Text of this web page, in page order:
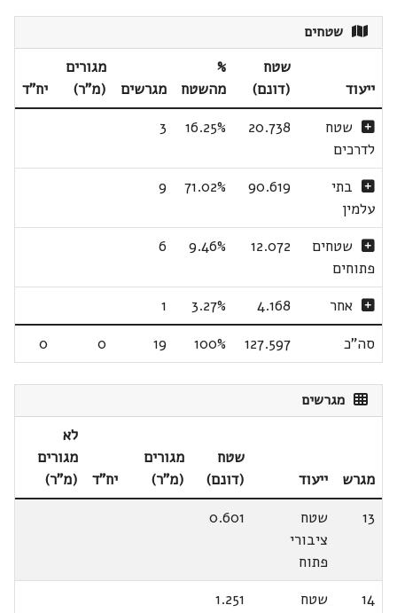
שטחים
ייעוד
שטח
(דונם)
%
מהשטח
מגרשים
מגורים
(מ"ר)
יח"ד
שטח
לדרכים
20.738
16.25%
3
בתי
עלמין
90.619
71.02%
9
שטחים
פתוחים
12.072
9.46%
6
אחר 4.168
3.27%
1
סה"כ
127.597
100%
19
0
0
מגרשים
מגרש ייעוד
שטח
(דונם)
מגורים
(מ"ר)
יח"ד
לא
מגורים
(מ"ר)
13
שטח
ציבורי
פתוח
0.601
14
שטח
1.251